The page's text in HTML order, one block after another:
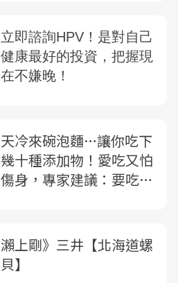
天冷來碗泡麵…讓你吃下
幾十種添加物！愛吃又怕
傷身，專家建議：要吃就
瀨上剛》三井【北海道螺
貝】